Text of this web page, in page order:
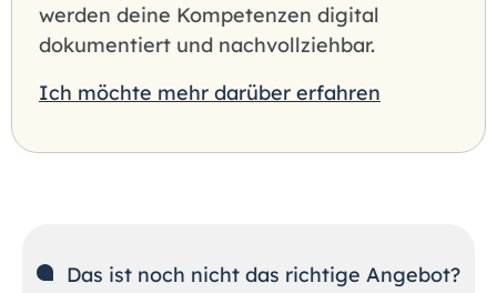
werden deine Kompetenzen digital
dokumentiert und nachvollziehbar.
Ich möchte mehr darüber erfahren
Das ist noch nicht das richtige Angebot?